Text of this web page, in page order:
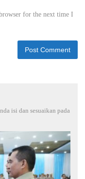
for the next time I
isi dan sesuaikan pada